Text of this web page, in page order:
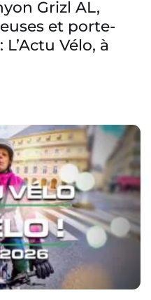
Grizl AL,
et porte-
Vélo, à